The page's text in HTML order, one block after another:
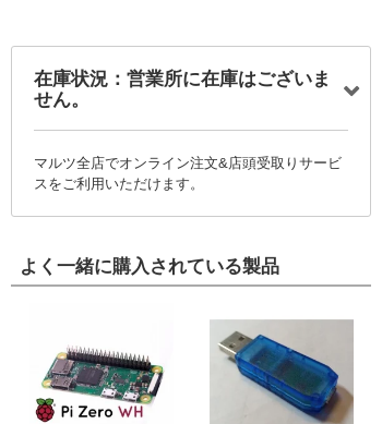
在庫状況：営業所に在庫はございま
せん。
マルツ全店でオンライン注文&店頭受取りサービ
スをご利用いただけます。
よく一緒に購入されている製品